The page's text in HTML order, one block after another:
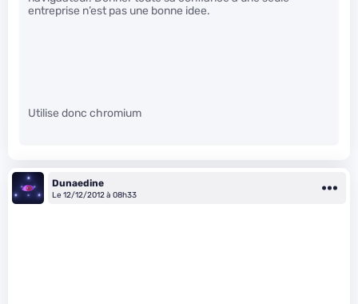
entreprise n’est pas une bonne idee.
Utilise donc chromium
Dunaedine
Le 12/12/2012 à 08h33